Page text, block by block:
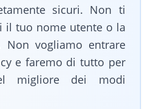
sicuri. Non ti
il tuo nome utente o la
Non vogliamo entrare
e faremo di tutto per
migliore dei modi